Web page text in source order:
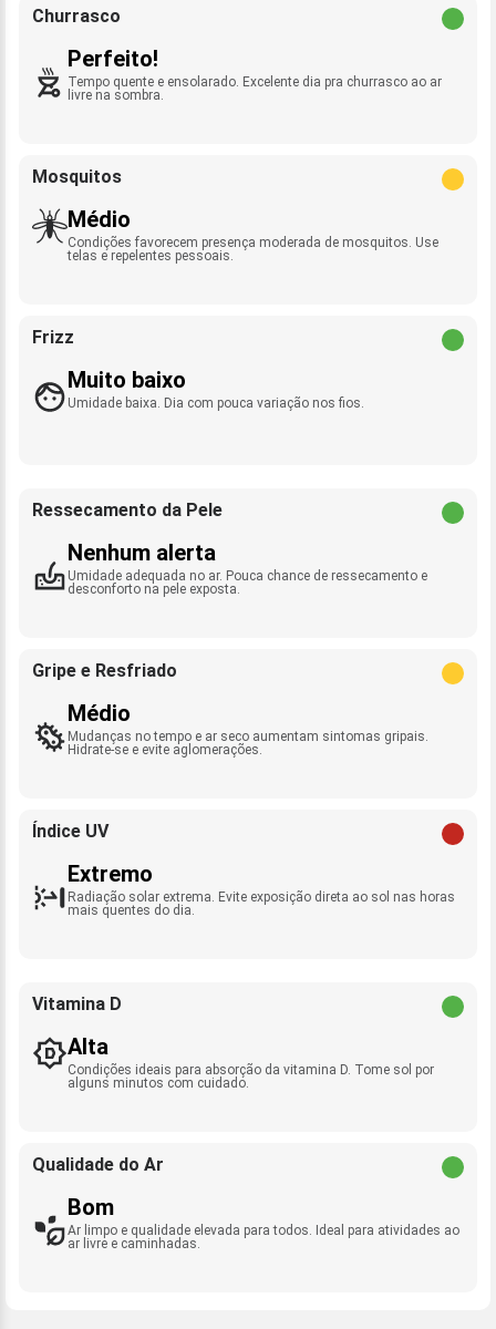
Churrasco
Perfeito!
Tempo quente e ensolarado. Excelente dia pra churrasco ao ar
livre na sombra.
Mosquitos
Médio
Condições favorecem presença moderada de mosquitos. Use
telas e repelentes pessoais.
Frizz
Muito baixo
Umidade baixa. Dia com pouca variação nos fios.
Ressecamento da Pele
Nenhum alerta
Umidade adequada no ar. Pouca chance de ressecamento e
desconforto na pele exposta.
Gripe e Resfriado
Médio
Mudanças no tempo e ar seco aumentam sintomas gripais.
Hidrate-se e evite aglomerações.
Índice UV
Extremo
Radiação solar extrema. Evite exposição direta ao sol nas horas
mais quentes do dia.
Vitamina D
Alta
Condições ideais para absorção da vitamina D. Tome sol por
alguns minutos com cuidado.
Qualidade do Ar
Bom
Ar limpo e qualidade elevada para todos. Ideal para atividades ao
ar livre e caminhadas.